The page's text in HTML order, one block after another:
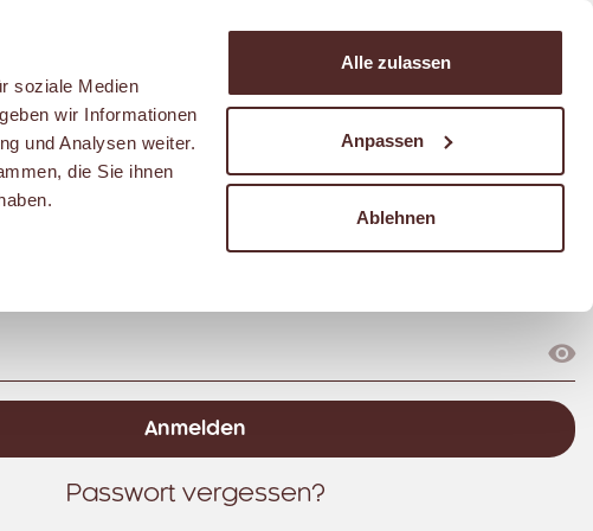
soziale Medien
wir Informationen
und Analysen weiter.
die Sie ihnen
Alle zulassen
Anpassen
Ablehnen
Passwort vergessen?